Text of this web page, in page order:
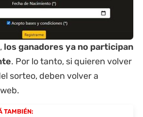
los ganadores ya no participan
. Por lo tanto, si quieren volver
sorteo, deben volver a
TAMBIÉN: